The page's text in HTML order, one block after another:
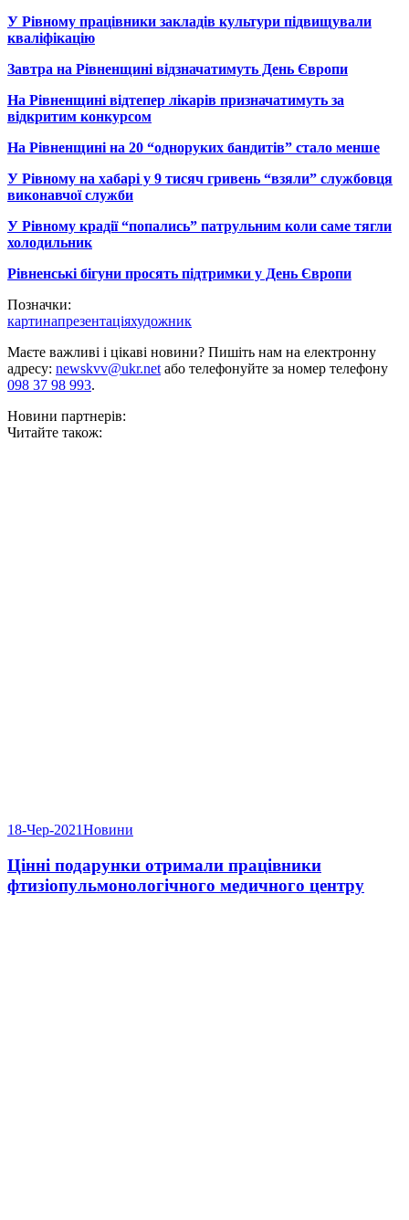
У Рівному працівники закладів культури підвищували
кваліфікацію
Завтра на Рівненщині відзначатимуть День Європи
На Рівненщині відтепер лікарів призначатимуть за
відкритим конкурсом
На Рівненщині на 20 “одноруких бандитів” стало менше
У Рівному на хабарі у 9 тисяч гривень “взяли” службовця
виконавчої служби
У Рівному крадії “попались” патрульним коли саме тягли
холодильник
Рівненські бігуни просять підтримки у День Європи
Позначки:
картинапрезентаціяхудожник
Маєте важливі і цікаві новини? Пишіть нам на електронну
адресу: newskvv@ukr.netабо телефонуйте за номер телефону
098 37 98 993.
Новини партнерів:
Читайте також:
18-Чер-2021Новини
Цінні подарунки отримали працівники
фтизіопульмонологічного медичного центру